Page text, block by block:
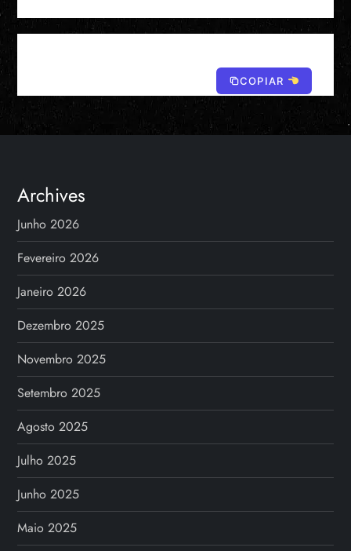
COPIAR
Archives
Junho 2026
Fevereiro 2026
Janeiro 2026
Dezembro 2025
Novembro 2025
Setembro 2025
Agosto 2025
Julho 2025
Junho 2025
Maio 2025